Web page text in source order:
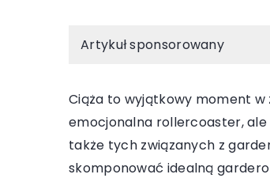
Artykuł sponsorowany
Ciąża to wyjątkowy moment w
emocjonalna rollercoaster, ale
także tych związanych z
skomponować idealną Porady